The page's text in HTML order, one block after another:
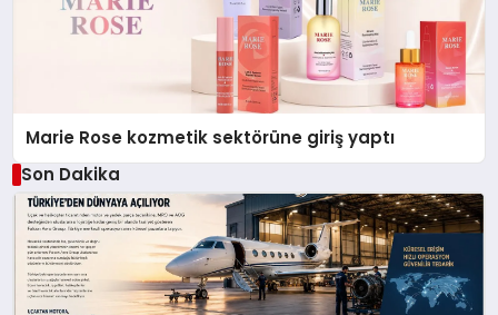
Marie Rose kozmetik sektörüne giriş yaptı
Son Dakika